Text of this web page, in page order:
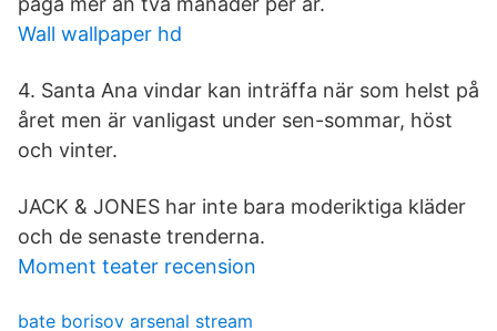
Wall wallpaper hd
4. Santa Ana vindar kan inträffa när som helst på
året men är vanligast under sen-sommar, höst
och vinter.
JACK & JONES har inte bara moderiktiga kläder
och de senaste trenderna.
Moment teater recension
bate borisov arsenal stream